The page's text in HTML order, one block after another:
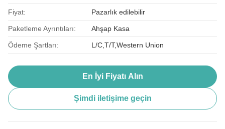
Fiyat: Pazarlık edilebilir
Paketleme Ayrıntıları: Ahşap Kasa
Ödeme Şartları: L/C,T/T,Western Union
En İyi Fiyatı Alın
Şimdi iletişime geçin